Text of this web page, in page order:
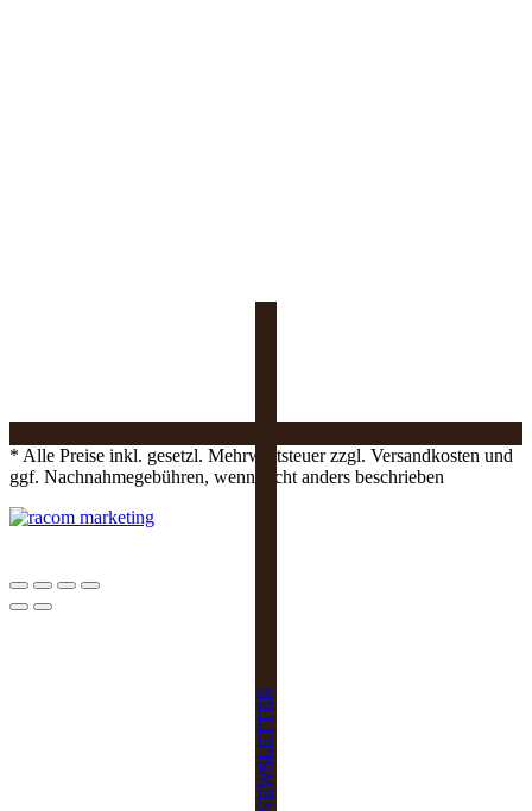
* Alle Preise inkl. gesetzl. Mehrwertsteuer zzgl. Versandkosten und
ggf. Nachnahmegebühren, wenn nicht anders beschrieben
NEWSLETTER